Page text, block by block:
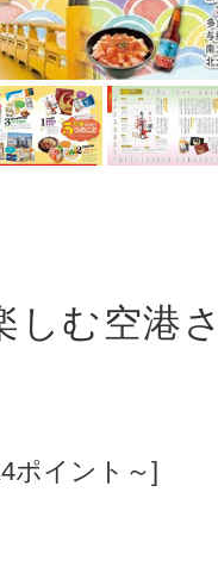
しむ空港
ポイント～]